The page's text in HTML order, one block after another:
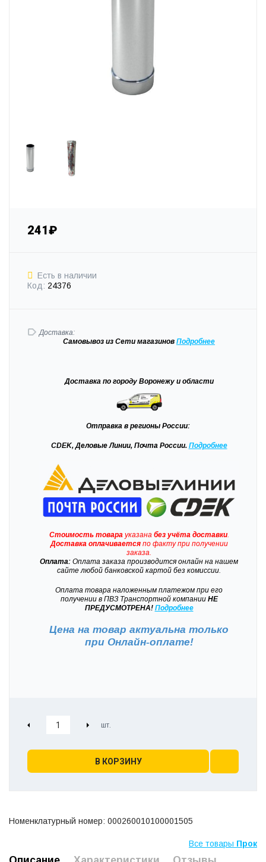
241₽
Есть в наличии
Код: 24376
Доставка:
Самовывоз из Сети магазинов Подробнее
Доставка по городу Воронежу и области
Отправка в регионы России:
CDEK, Деловые Линии, Почта России. Подробнее
Стоимость товарауказана без учёта доставки.
Доставкаоплачиваетсяпо факту при получении
заказа.
Оплата: Оплата заказа производится онлайн на нашем
сайте любой банковской картой без комиссии.
Оплата товара наложенным платежом при его
получении в ПВЗ Транспортной компанииНЕ
ПРЕДУСМОТРЕНА! Подробнее
Цена на товар актуальна только
при Онлайн-оплате!
В КОРЗИНУ
Номенклатурный номер: 000260010100001505
Все товары Прок